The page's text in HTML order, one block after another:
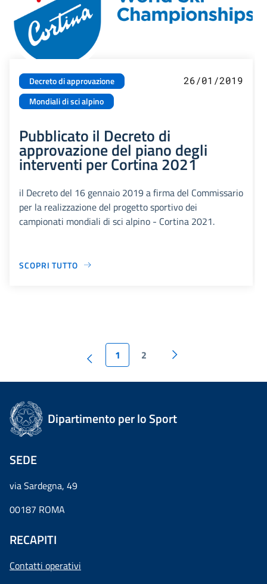
Decreto di approvazione
Mondiali di sci alpino
26/01/2019
Pubblicato il Decreto di
approvazione del piano degli
interventi per Cortina 2021
il Decreto del 16 gennaio 2019 a firma del Commissario
per la realizzazione del progetto sportivo dei
campionati mondiali di sci alpino - Cortina 2021.
SCOPRI TUTTO
1 2
Dipartimento per lo Sport
SEDE
via Sardegna, 49
00187 ROMA
RECAPITI
Contatti operativi